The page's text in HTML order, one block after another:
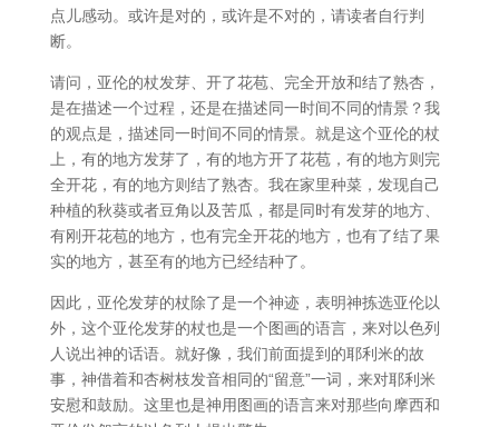
点儿感动。或许是对的，或许是不对的，请读者自行判
断。
请问，亚伦的杖发芽、开了花苞、完全开放和结了熟杏，
是在描述一个过程，还是在描述同一时间不同的情景？我
的观点是，描述同一时间不同的情景。就是这个亚伦的杖
上，有的地方发芽了，有的地方开了花苞，有的地方则完
全开花，有的地方则结了熟杏。我在家里种菜，发现自己
种植的秋葵或者豆角以及苦瓜，都是同时有发芽的地方、
有刚开花苞的地方，也有完全开花的地方，也有了结了果
实的地方，甚至有的地方已经结种了。
因此，亚伦发芽的杖除了是一个神迹，表明神拣选亚伦以
外，这个亚伦发芽的杖也是一个图画的语言，来对以色列
人说出神的话语。就好像，我们前面提到的耶利米的故
事，神借着和杏树枝发音相同的“留意”一词，来对耶利米
安慰和鼓励。这里也是神用图画的语言来对那些向摩西和